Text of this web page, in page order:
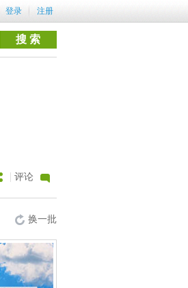
登录 注册
| 评论
换一批